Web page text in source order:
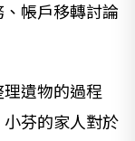
帳戶移轉討論
遺物的過程
芬的家人對於